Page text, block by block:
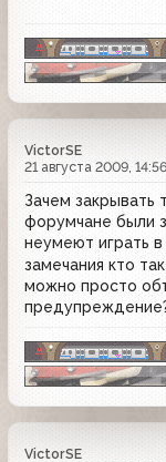
VictorSE
21 августа 2009, 14:56
Зачем закрывать
форумчане были
неумеют играть в
замечания кто
можно просто
VictorSE